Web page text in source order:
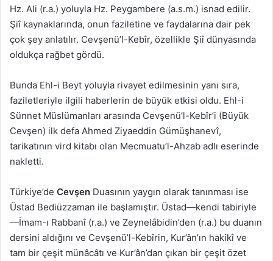
Hz. Ali (r.a.) yoluyla Hz. Peygambere (a.s.m.) isnad edilir.
Şiî kaynaklarında, onun faziletine ve faydalarına dair pek
çok şey anlatılır. Cevşenü’l-Kebîr, özellikle Şiî dünyasında
oldukça rağbet gördü.
Bunda Ehl-i Beyt yoluyla rivayet edilmesinin yanı sıra,
faziletleriyle ilgili haberlerin de büyük etkisi oldu. Ehl-i
Sünnet Müslümanları arasında Cevşenü’l-Kebîr’i (Büyük
Cevşen) ilk defa Ahmed Ziyaeddin Gümüşhanevî,
tarikatının vird kitabı olan Mecmuatu’l-Ahzab adlı eserinde
nakletti.
Türkiye’de Cevşen Duasının yaygın olarak tanınması ise
Üstad Bediüzzaman ile başlamıştır. Üstad—kendi tabiriyle
—İmam-ı Rabbanî (r.a.) ve Zeynelâbidin’den (r.a.) bu duanın
dersini aldığını ve Cevşenü’l-Kebîrin, Kur’ân’ın hakikî ve
tam bir çeşit münâcâtı ve Kur’ân’dan çıkan bir çeşit özet